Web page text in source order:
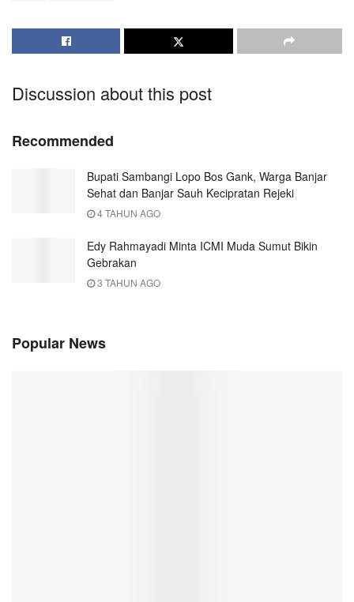
Discussion about this post
Recommended
Bupati Sambangi Lopo Bos Gank, Warga Banjar
Sehat dan Banjar Sauh Kecipratan Rejeki
4 TAHUN AGO
Edy Rahmayadi Minta ICMI Muda Sumut Bikin
Gebrakan
3 TAHUN AGO
Popular News